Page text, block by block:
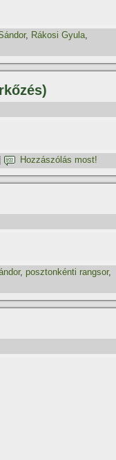
, Rákosi Gyula,
Hozzászólás most!
, posztonkénti rangsor,